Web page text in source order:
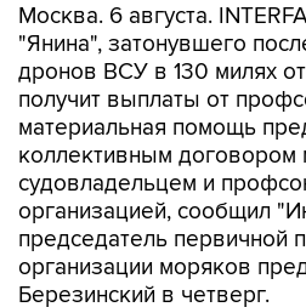
Москва. 6 августа.
"Янина", затонувшего
дронов ВСУ в 130 милях
получит выплаты от
материальная помощь
коллективным
судовладельцем и
организацией, сообщил
председатель первичной
организации моряков
Березинский в четверг.